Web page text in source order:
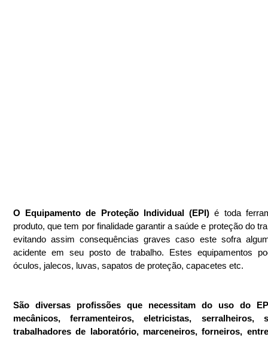
O Equipamento de Proteção Individual (EPI) é toda
produto, que tem por finalidade garantir a saúde e proteção do
evitando assim consequências graves caso este sofra
acidente em seu posto de trabalho. Estes equipamentos
óculos, jalecos, luvas, sapatos de proteção, capacetes etc.
São diversas profissões que necessitam do uso do
mecânicos, ferramenteiros, eletricistas, serralheiros,
trabalhadores de laboratório, mar­ceneiros, forneiros,